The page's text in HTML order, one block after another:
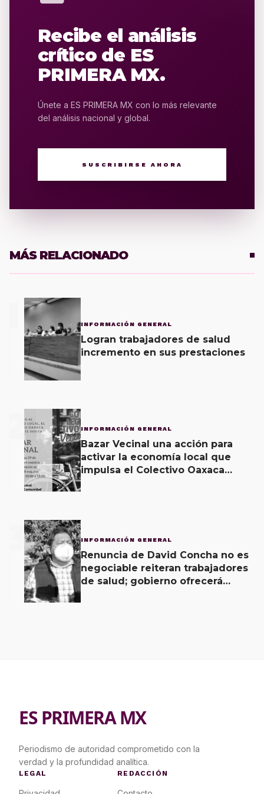
Recibe el análisis
crítico de ES
PRIMERA MX.
Únete a ES PRIMERA MX con lo más relevante
del análisis nacional y global.
SUSCRIBIRSE AHORA
MÁS RELACIONADO
INFORMACIÓN GENERAL
Logran trabajadores de salud
incremento en sus prestaciones
2 INFORMACIÓN GENERAL
Bazar Vecinal una acción para
activar la economía local que
impulsa el Colectivo Oaxaca
3 INFORMACIÓN GENERAL
Renuncia de David Concha no es
negociable reiteran trabajadores
de salud; gobierno ofrecerá
ES PRIMERA MX
Periodismo de autoridad comprometido con la
verdad y la profundidad analítica.
LEGAL REDACCIÓN